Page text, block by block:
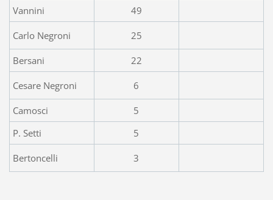
Vannini
49
Carlo Negroni 25
Bersani 22
Cesare Negroni 6
Camosci
5
P. Setti
5
Bertoncelli 3